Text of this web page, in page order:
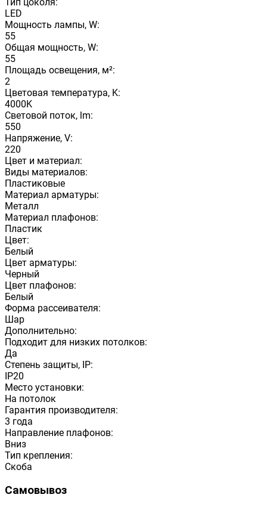
LED
Мощность лампы, W:
55
Общая мощность, W:
55
Площадь освещения, м²:
2
Цветовая температура, K:
4000K
Световой поток, lm:
550
Напряжение, V:
220
Цвет и материал:
Виды материалов:
Пластиковые
Материал арматуры:
Металл
Материал плафонов:
Пластик
Цвет:
Белый
Цвет арматуры:
Черный
Цвет плафонов:
Белый
Форма рассеивателя:
Шар
Дополнительно:
Подходит для низких потолков:
Да
Степень защиты, IP:
IP20
Место установки:
На потолок
Гарантия производителя:
3 года
Направление плафонов:
Вниз
Тип крепления:
Скоба
Самовывоз